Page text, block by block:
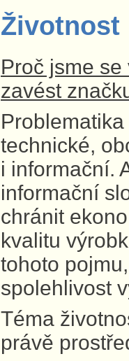
Životnost
Proč jsme
zavést
technické,
i informační.
informační
chránit
kvalitu
tohoto
spolehlivost
Téma
právě